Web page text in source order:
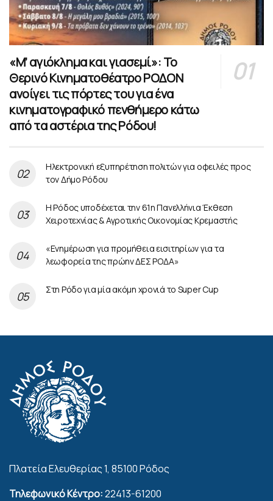
«Μ’ αγιόκλημα και γιασεμί»: Το
Θερινό Κινηματοθέατρο ΡΟΔΟΝ
ανοίγει τις πόρτες του για ένα
κινηματογραφικό πενθήμερο κάτω
από τα αστέρια της Ρόδου!
Ηλεκτρονική εξυπηρέτηση πολιτών για οφειλές προς
τον Δήμο Ρόδου
Η Ρόδος υποδέχεται την 61η Πανελλήνια Έκθεση
Χειροτεχνίας & Αγροτικής Οικονομίας Κρεμαστής
«Ενημέρωση για προμήθεια εισιτηρίων για τα
λεωφορεία της πρώην ΔΕΣ ΡΟΔΑ»
Στη Ρόδο για μία ακόμη χρονιά το Super Cup
Πλατεία Ελευθερίας 1, 85100 Ρόδος
Τηλεφωνικό Κέντρο:22413-61200